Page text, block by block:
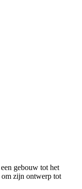
gebouw tot het
zijn ontwerp tot